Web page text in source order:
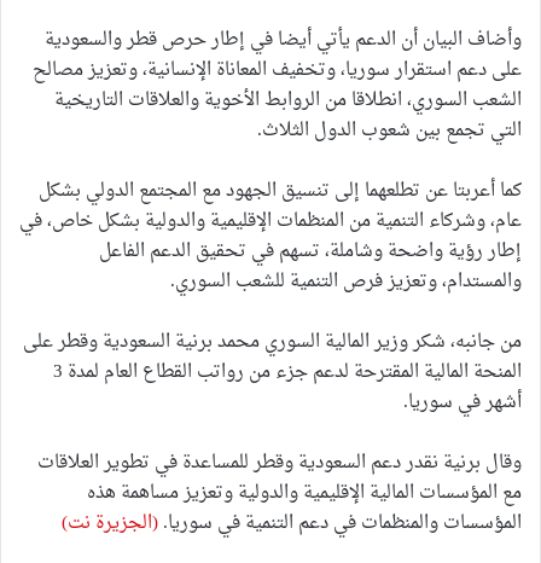
وأضاف البيان أن الدعم يأتي أيضا في إطار حرص قطر والسعودية
على دعم استقرار سوريا، وتخفيف المعاناة الإنسانية، وتعزيز مصالح
الشعب السوري، انطلاقا من الروابط الأخوية والعلاقات التاريخية
التي تجمع بين شعوب الدول الثلاث.
كما أعربتا عن تطلعهما إلى تنسيق الجهود مع المجتمع الدولي بشكل
عام، وشركاء التنمية من المنظمات الإقليمية والدولية بشكل خاص، في
إطار رؤية واضحة وشاملة، تسهم في تحقيق الدعم الفاعل
والمستدام، وتعزيز فرص التنمية للشعب السوري.
من جانبه، شكر وزير المالية السوري محمد برنية السعودية وقطر على
المنحة المالية المقترحة لدعم جزء من رواتب القطاع العام لمدة 3
أشهر في سوريا.
وقال برنية نقدر دعم السعودية وقطر للمساعدة في تطوير العلاقات
مع المؤسسات المالية الإقليمية والدولية وتعزيز مساهمة هذه
المؤسسات والمنظمات في دعم التنمية في سوريا.(الجزيرة نت)